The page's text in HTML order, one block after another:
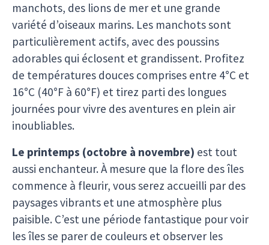
manchots, des lions de mer et une grande
variété d’oiseaux marins. Les manchots sont
particulièrement actifs, avec des poussins
adorables qui éclosent et grandissent. Profitez
de températures douces comprises entre 4°C et
16°C (40°F à 60°F) et tirez parti des longues
journées pour vivre des aventures en plein air
inoubliables.
Le printemps (octobre à novembre) est tout
aussi enchanteur. À mesure que la flore des îles
commence à fleurir, vous serez accueilli par des
paysages vibrants et une atmosphère plus
paisible. C’est une période fantastique pour voir
les îles se parer de couleurs et observer les